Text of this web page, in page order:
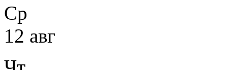
Ср
12 авг